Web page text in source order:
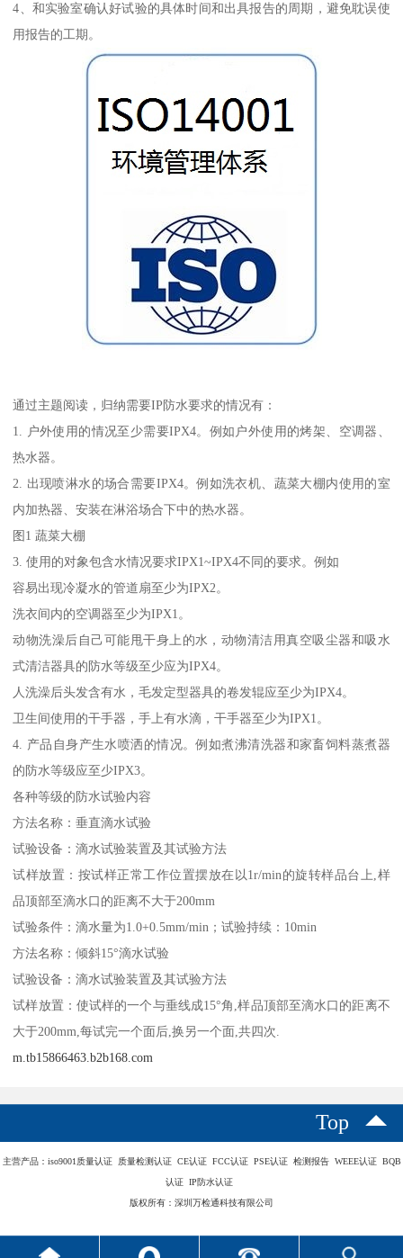
4、和实验室确认好试验的具体时间和出具报告的周期，避免耽误使
用报告的工期。
通过主题阅读，归纳需要IP防水要求的情况有：
1. 户外使用的情况至少需要IPX4。例如户外使用的烤架、空调器、
热水器。
2. 出现喷淋水的场合需要IPX4。例如洗衣机、蔬菜大棚内使用的室
内加热器、安装在淋浴场合下中的热水器。
图1 蔬菜大棚
3. 使用的对象包含水情况要求IPX1~IPX4不同的要求。例如
容易出现冷凝水的管道扇至少为IPX2。
洗衣间内的空调器至少为IPX1。
动物洗澡后自己可能甩干身上的水，动物清洁用真空吸尘器和吸水
式清洁器具的防水等级至少应为IPX4。
人洗澡后头发含有水，毛发定型器具的卷发辊应至少为IPX4。
卫生间使用的干手器，手上有水滴，干手器至少为IPX1。
4. 产品自身产生水喷洒的情况。例如煮沸清洗器和家畜饲料蒸煮器
的防水等级应至少IPX3。
各种等级的防水试验内容
方法名称：垂直滴水试验
试验设备：滴水试验装置及其试验方法
试样放置：按试样正常工作位置摆放在以1r/min的旋转样品台上,样
品顶部至滴水口的距离不大于200mm
试验条件：滴水量为1.0+0.5mm/min；试验持续：10min
方法名称：倾斜15°滴水试验
试验设备：滴水试验装置及其试验方法
试样放置：使试样的一个与垂线成15°角,样品顶部至滴水口的距离不
大于200mm,每试完一个面后,换另一个面,共四次.
m.tb15866463.b2b168.com
Top
主营产品：iso9001质量认证 质量检测认证 CE认证 FCC认证 PSE认证 检测报告 WEEE认证 BQB
认证 IP防水认证
版权所有：深圳万检通科技有限公司